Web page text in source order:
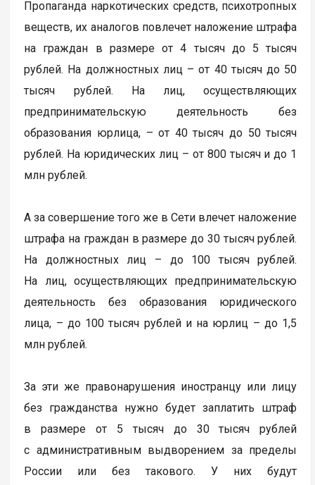
Пропаганда наркотических средств, психотропных
веществ, их аналогов повлечет наложение штрафа
на граждан в размере от 4 тысяч до 5 тысяч
рублей. На должностных лиц – от 40 тысяч до 50
тысяч рублей. На лиц, осуществляющих
предпринимательскую деятельность без
образования юрлица, – от 40 тысяч до 50 тысяч
рублей. На юридических лиц – от 800 тысяч и до 1
млн рублей.
А за совершение того же в Сети влечет наложение
штрафа на граждан в размере до 30 тысяч рублей.
На должностных лиц – до 100 тысяч рублей.
На лиц, осуществляющих предпринимательскую
деятельность без образования юридического
лица, – до 100 тысяч рублей и на юрлиц – до 1,5
млн рублей.
За эти же правонарушения иностранцу или лицу
без гражданства нужно будет заплатить штраф
в размере от 5 тысяч до 30 тысяч рублей
с административным выдворением за пределы
России или без такового. У них будут